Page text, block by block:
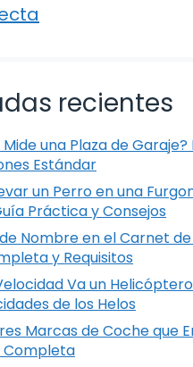
recientes
una Plaza de
Estándar
un Perro en una
Práctica y Consejos
Nombre en el Carnet
y Requisitos
Va un
de los Helos
Marcas de Coche que
Completa